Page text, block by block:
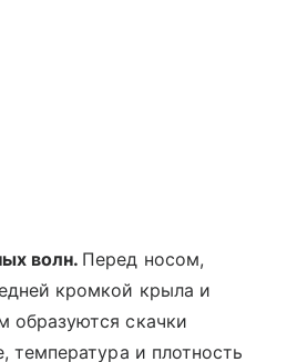
волн. Перед носом,
кромкой крыла и
образуются скачки
температура и плотность